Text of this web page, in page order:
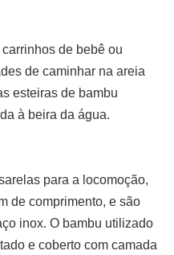
de bebê ou
de caminhar na areia
esteiras de bambu
à beira da água.
para a locomoção,
de comprimento, e são
inox. O bambu utilizado
e coberto com camada